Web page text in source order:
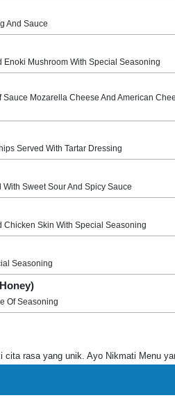
And Sauce
Enoki Mushroom With Special Seasoning
Sauce Mozarella Cheese And American
Served With Tartar Dressing
Sweet Sour And Spicy Sauce
Chicken Skin With Special Seasoning
Seasoning
Of Seasoning
cita rasa yang unik. Ayo Nikmati Menu